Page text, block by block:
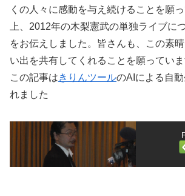
くの人々に感動を与え続けることを願
上、2012年の木梨憲武の単独ライブに
をお伝えしました。皆さんも、この素
い出を共有してくれることを願っていま
この記事はきりんツールのAIによる自
れました